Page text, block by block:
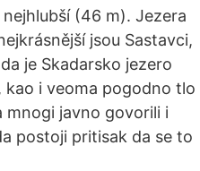
(46 m). Jezera
jsou Sastavci,
je Skadarsko jezero
i veoma pogodno tlo
mnogi javno govorili i
postoji pritisak da se to